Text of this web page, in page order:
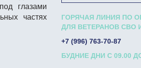
глазами
частях
ГОРЯЧАЯ ЛИНИЯ ПО
ДЛЯ ВЕТЕРАНОВ СВО
+7 (996) 763-70-87
БУДНИЕ ДНИ С 09.00